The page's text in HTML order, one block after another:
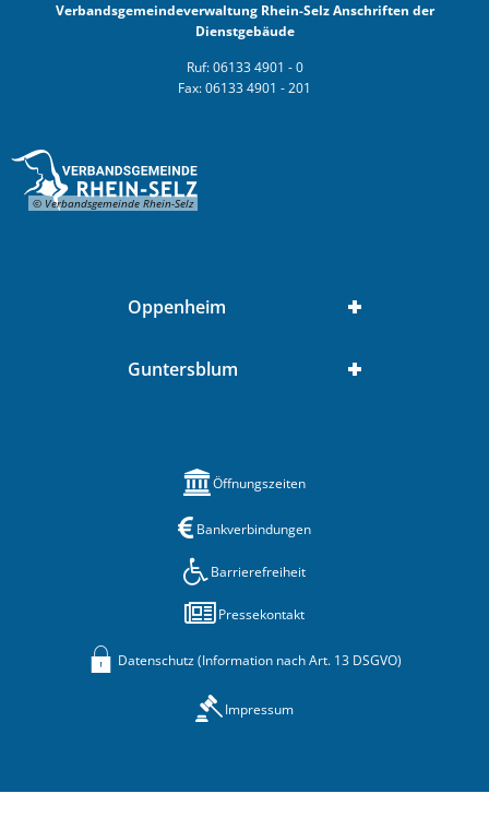
Verbandsgemeindeverwaltung Rhein-Selz Anschriften der
Dienstgebäude
Ruf: 06133 4901 - 0
Fax: 06133 4901 - 201
© Verbandsgemeinde Rhein-Selz
Oppenheim
Guntersblum
Öffnungszeiten
Bankverbindungen
Barrierefreiheit
Pressekontakt
Datenschutz (Information nach Art. 13 DSGVO)
Impressum